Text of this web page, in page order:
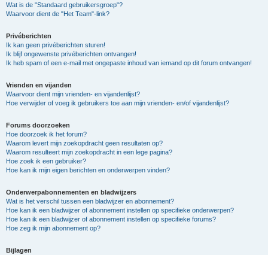
Wat is de "Standaard gebruikersgroep"?
Waarvoor dient de "Het Team"-link?
Privéberichten
Ik kan geen privéberichten sturen!
Ik blijf ongewenste privéberichten ontvangen!
Ik heb spam of een e-mail met ongepaste inhoud van iemand op dit forum ontvangen!
Vrienden en vijanden
Waarvoor dient mijn vrienden- en vijandenlijst?
Hoe verwijder of voeg ik gebruikers toe aan mijn vrienden- en/of vijandenlijst?
Forums doorzoeken
Hoe doorzoek ik het forum?
Waarom levert mijn zoekopdracht geen resultaten op?
Waarom resulteert mijn zoekopdracht in een lege pagina?
Hoe zoek ik een gebruiker?
Hoe kan ik mijn eigen berichten en onderwerpen vinden?
Onderwerpabonnementen en bladwijzers
Wat is het verschil tussen een bladwijzer en abonnement?
Hoe kan ik een bladwijzer of abonnement instellen op specifieke onderwerpen?
Hoe kan ik een bladwijzer of abonnement instellen op specifieke forums?
Hoe zeg ik mijn abonnement op?
Bijlagen